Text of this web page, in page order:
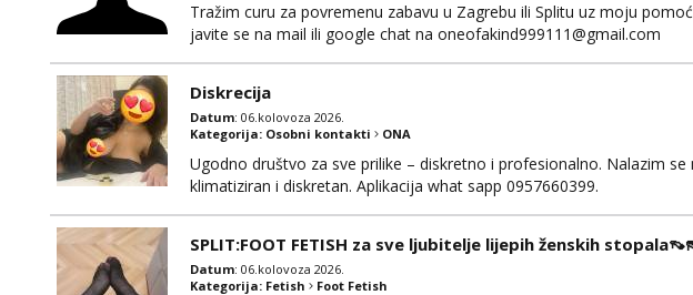
Tražim curu za povremenu zabavu u Zagrebu ili Splitu uz moju
javite se na mail ili google chat na oneofakind999111@gmail.com
Diskrecija
Datum: 06.kolovoza 2026.
Kategorija: Osobni kontakti ONA
Ugodno društvo za sve prilike – diskretno i profesionalno. Nalazim
klimatiziran i diskretan. Aplikacija what sapp 0957660399.
SPLIT:FOOT FETISH za sve ljubitelje lijepih ženskih
Datum: 06.kolovoza 2026.
Kategorija: Fetish Foot Fetish